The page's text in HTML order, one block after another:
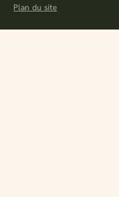
Plan du site